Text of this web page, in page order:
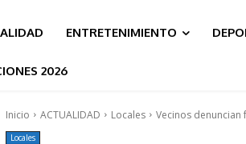
ENTRETENIMIENTO
2026
Inicio ACTUALIDAD Locales Vecinos
Locales